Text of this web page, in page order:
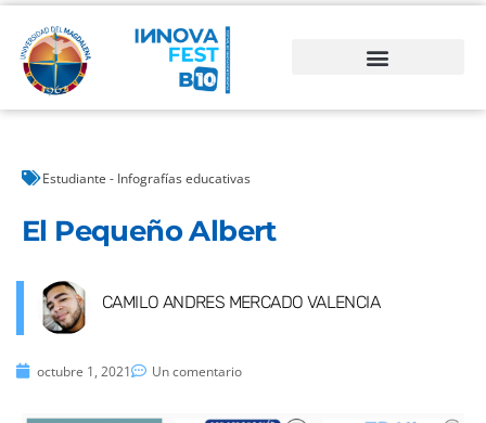
Estudiante - Infografías educativas
El Pequeño Albert
CAMILO ANDRES MERCADO VALENCIA
octubre 1, 2021 Un comentario